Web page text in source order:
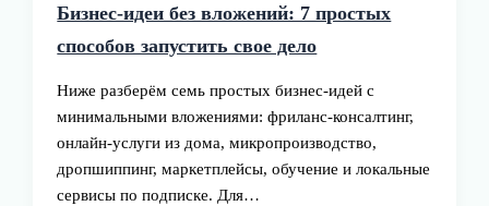
Бизнес-идеи без вложений: 7 простых
способов запустить свое дело
Ниже разберём семь простых бизнес-идей с
минимальными вложениями: фриланс‑консалтинг,
онлайн‑услуги из дома, микропроизводство,
дропшиппинг, маркетплейсы, обучение и локальные
сервисы по подписке. Для…